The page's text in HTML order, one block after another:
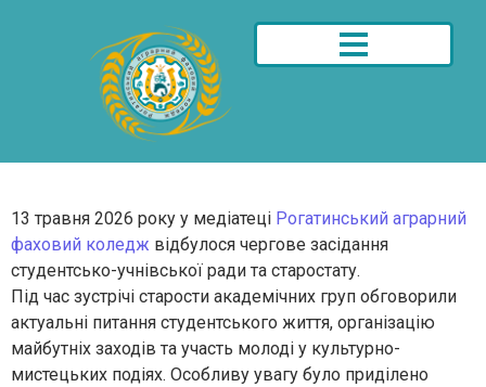
13 травня 2026 року у медіатеці Рогатинський аграрний
фаховий коледж відбулося чергове засідання
студентсько-учнівської ради та старостату.
Під час зустрічі старости академічних груп обговорили
актуальні питання студентського життя, організацію
майбутніх заходів та участь молоді у культурно-
мистецьких подіях. Особливу увагу було приділено